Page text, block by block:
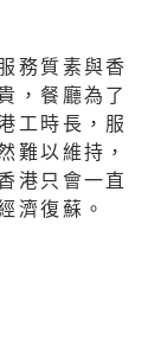
務質素與香
，餐廳為了
工時長，服
難以維持，
港只會一直
濟復蘇。